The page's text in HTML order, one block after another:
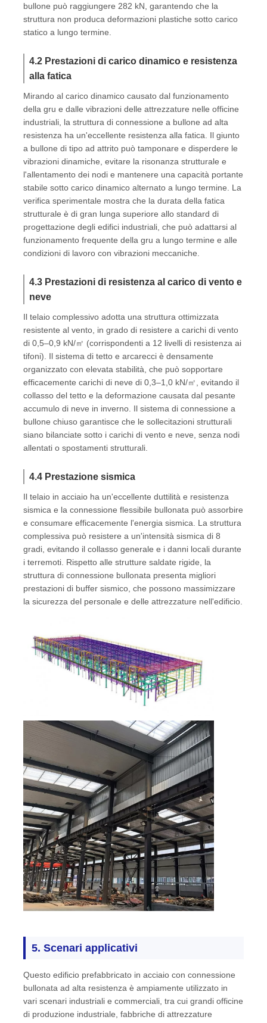
bullone può raggiungere 282 kN, garantendo che la
struttura non produca deformazioni plastiche sotto carico
statico a lungo termine.
4.2 Prestazioni di carico dinamico e resistenza
alla fatica
Mirando al carico dinamico causato dal funzionamento
della gru e dalle vibrazioni delle attrezzature nelle officine
industriali, la struttura di connessione a bullone ad alta
resistenza ha un'eccellente resistenza alla fatica. Il giunto
a bullone di tipo ad attrito può tamponare e disperdere le
vibrazioni dinamiche, evitare la risonanza strutturale e
l'allentamento dei nodi e mantenere una capacità portante
stabile sotto carico dinamico alternato a lungo termine. La
verifica sperimentale mostra che la durata della fatica
strutturale è di gran lunga superiore allo standard di
progettazione degli edifici industriali, che può adattarsi al
funzionamento frequente della gru a lungo termine e alle
condizioni di lavoro con vibrazioni meccaniche.
4.3 Prestazioni di resistenza al carico di vento e
neve
Il telaio complessivo adotta una struttura ottimizzata
resistente al vento, in grado di resistere a carichi di vento
di 0,5–0,9 kN/㎡ (corrispondenti a 12 livelli di resistenza ai
tifoni). Il sistema di tetto e arcarecci è densamente
organizzato con elevata stabilità, che può sopportare
efficacemente carichi di neve di 0,3–1,0 kN/㎡, evitando il
collasso del tetto e la deformazione causata dal pesante
accumulo di neve in inverno. Il sistema di connessione a
bullone chiuso garantisce che le sollecitazioni strutturali
siano bilanciate sotto i carichi di vento e neve, senza nodi
allentati o spostamenti strutturali.
4.4 Prestazione sismica
Il telaio in acciaio ha un'eccellente duttilità e resistenza
sismica e la connessione flessibile bullonata può assorbire
e consumare efficacemente l'energia sismica. La struttura
complessiva può resistere a un'intensità sismica di 8
gradi, evitando il collasso generale e i danni locali durante
i terremoti. Rispetto alle strutture saldate rigide, la
struttura di connessione bullonata presenta migliori
prestazioni di buffer sismico, che possono massimizzare
la sicurezza del personale e delle attrezzature nell'edificio.
5. Scenari applicativi
Questo edificio prefabbricato in acciaio con connessione
bullonata ad alta resistenza è ampiamente utilizzato in
vari scenari industriali e commerciali, tra cui grandi officine
di produzione industriale, fabbriche di attrezzature